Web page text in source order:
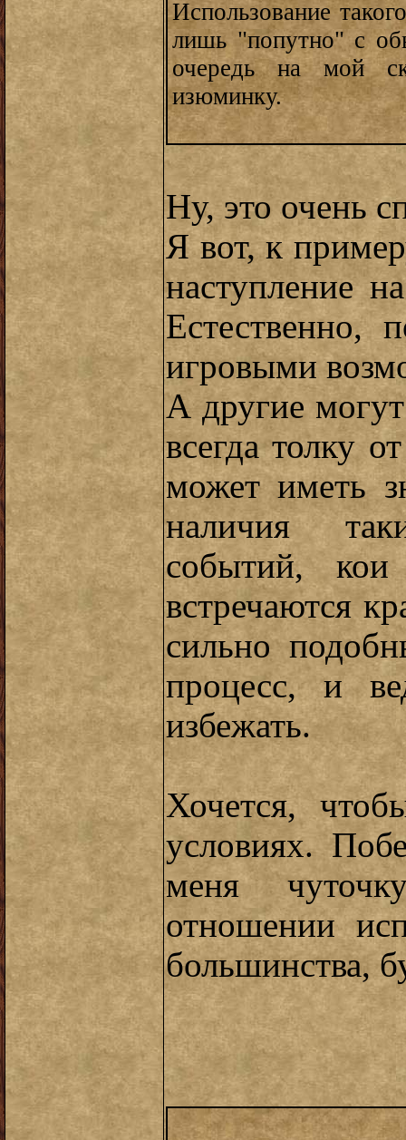
Использование
лишь "попутно" с
очередь на мой
изюминку.
Ну, это очень
Я вот, к
наступление
Естественно,
игровыми
А другие
всегда толку
может иметь
наличия
событий,
встречаются
сильно
процесс, и
избежать.
Хочется,
условиях.
меня
отношении
большинства,